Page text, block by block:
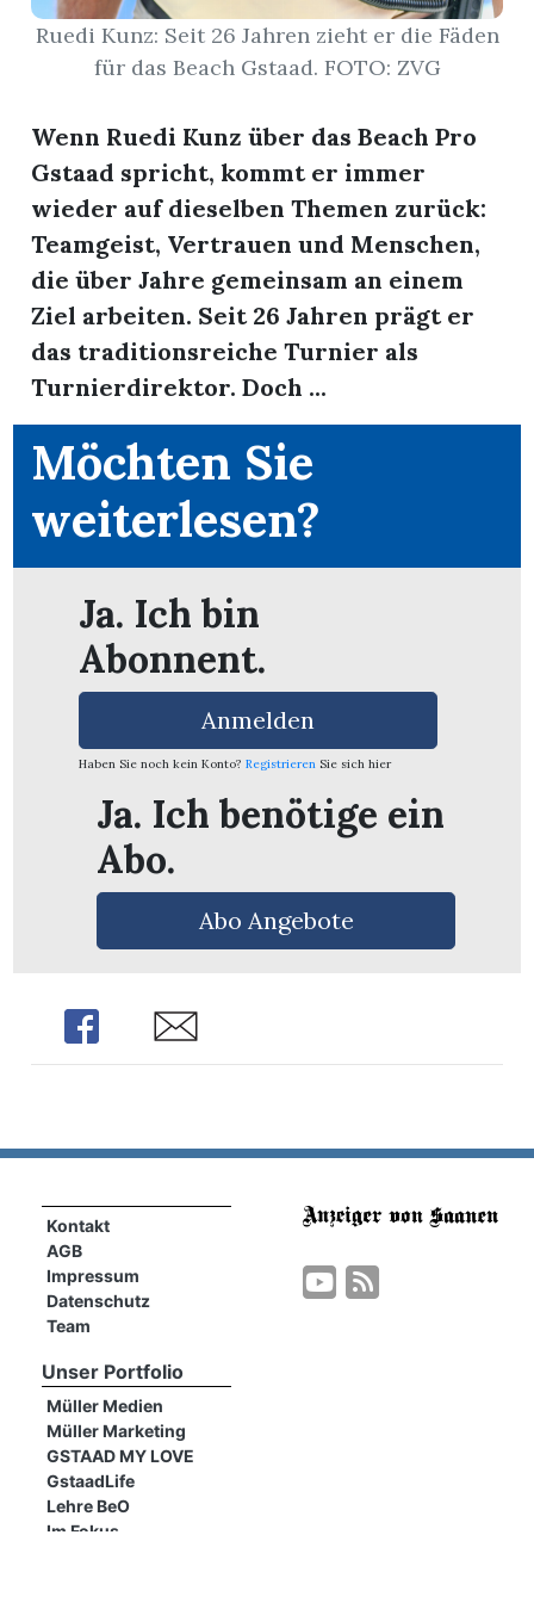
Ruedi Kunz: Seit 26 Jahren zieht er die Fäden
für das Beach Gstaad. FOTO: ZVG
Wenn Ruedi Kunz über das Beach Pro
Gstaad spricht, kommt er immer
wieder auf dieselben Themen zurück:
Teamgeist, Vertrauen und Menschen,
die über Jahre gemeinsam an einem
Ziel arbeiten. Seit 26 Jahren prägt er
das traditionsreiche Turnier als
Turnierdirektor. Doch ...
Möchten Sie
weiterlesen?
Ja. Ich bin
Abonnent.
Anmelden
Haben Sie noch kein Konto? Registrieren Sie sich hier
Ja. Ich benötige ein
Abo.
Abo Angebote
Share Share
Kontakt
AGB
Impressum
Datenschutz
Team
Unser Portfolio
Müller Medien
Müller Marketing
GSTAAD MY LOVE
GstaadLife
Lehre BeO
Im Fokus